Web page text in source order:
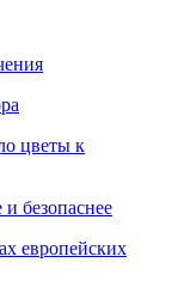
цветы к
безопаснее
европейских